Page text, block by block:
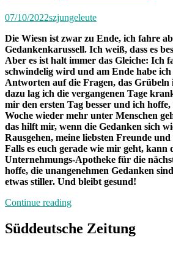
07/10/2022szjungeleute
Die Wiesn ist zwar zu Ende, ich fahre
Gedankenkarussell. Ich weiß, dass es
Aber es ist halt immer das Gleiche: Ich
schwindelig wird und am Ende habe
Antworten auf die Fragen, das Grübeln
dazu lag ich die vergangenen Tage
mir den ersten Tag besser und ich hoffe,
Woche wieder mehr unter Menschen
das hilft mir, wenn die Gedanken sich
Rausgehen, meine liebsten Freunde
Falls es euch gerade wie mir geht, kann
Unternehmungs-Apotheke für die
hoffe, die unangenehmen Gedanken
etwas stiller. Und bleibt gesund!
Continue reading„Von
bis
Freitag
Süddeutsche Zeitung